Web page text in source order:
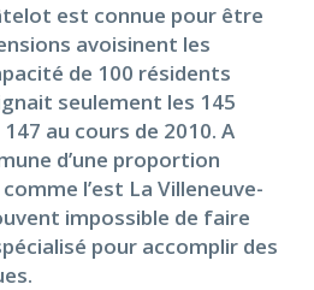
est connue pour être
avoisinent les
de 100 résidents
seulement les 145
au cours de 2010. A
d’une proportion
l’est La Villeneuve-
impossible de faire
pour accomplir des